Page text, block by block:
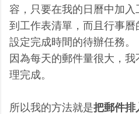
容，只要在我的日曆中加
到工作表清單，而且行事
設定完成時間的待辦任務。
因為每天的郵件量很大，
理完成。
所以我的方法就是把郵件排